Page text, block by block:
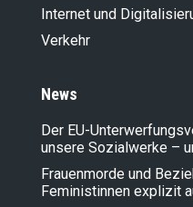
Internet und
Verkehr
News
Der EU-
unsere Sozialwerke –
Frauenmorde und
Feministinnen explizit